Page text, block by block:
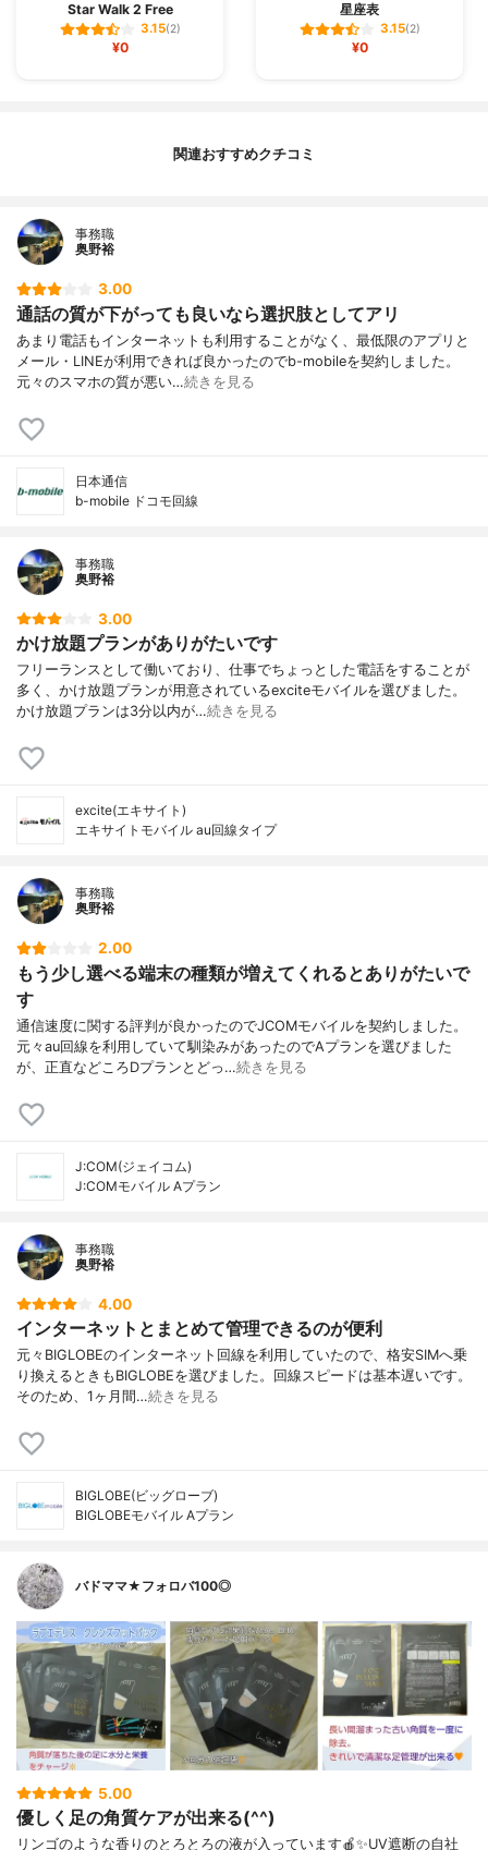
Star Walk 2 Free
3.15(2)
¥0
星座‪表‬
3.15(2)
¥0
関連おすすめクチコミ
事務職
奥野裕
3.00
通話の質が下がっても良いなら選択肢としてアリ
あまり電話もインターネットも利用することがなく、最低限のアプリと
メール・LINEが利用できれば良かったのでb-mobileを契約しました。
元々のスマホの質が悪い…続きを見る
日本通信
b-mobile ドコモ回線
事務職
奥野裕
3.00
かけ放題プランがありがたいです
フリーランスとして働いており、仕事でちょっとした電話をすることが
多く、かけ放題プランが用意されているexciteモバイルを選びました。
かけ放題プランは3分以内が…続きを見る
excite(エキサイト)
エキサイトモバイル au回線タイプ
事務職
奥野裕
2.00
もう少し選べる端末の種類が増えてくれるとありがたいで
す
通信速度に関する評判が良かったのでJCOMモバイルを契約しました。
元々au回線を利用していて馴染みがあったのでAプランを選びました
が、正直などころDプランとどっ…続きを見る
J:COM(ジェイコム)
J:COMモバイル Aプラン
事務職
奥野裕
4.00
インターネットとまとめて管理できるのが便利
元々BIGLOBEのインターネット回線を利用していたので、格安SIMへ乗
り換えるときもBIGLOBEを選びました。回線スピードは基本遅いです。
そのため、1ヶ月間…続きを見る
BIGLOBE(ビッグローブ)
BIGLOBEモバイル Aプラン
バドママ★フォロバ100◎
5.00
優しく足の角質ケアが出来る(^^)
リンゴのような香りのとろとろの液が入っています🍎✨UV遮断の自社